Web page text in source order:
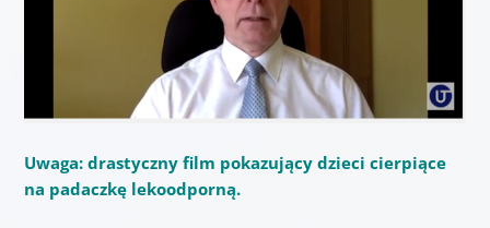
Uwaga: drastyczny film pokazujący dzieci cierpiące
na padaczkę lekoodporną.